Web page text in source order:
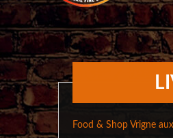
Food & Shop Vrigne